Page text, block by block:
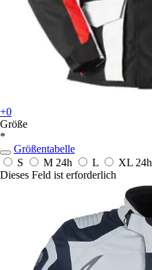
+0
Größe
*
Größentabelle
S
M 24h L XL 24h
Dieses Feld ist erforderlich